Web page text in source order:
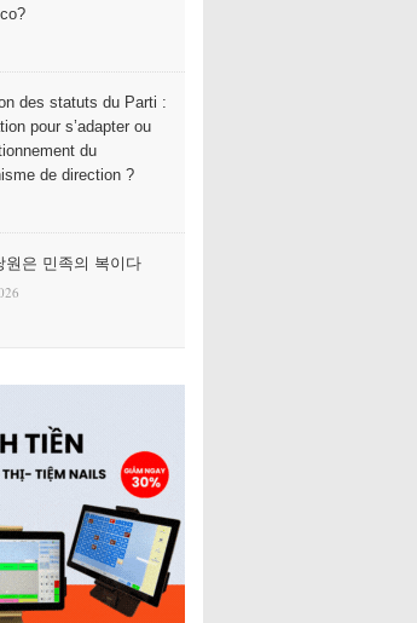
des statuts du Parti :
pour s’adapter ou
du
de direction ?
원은 민족의 복이다